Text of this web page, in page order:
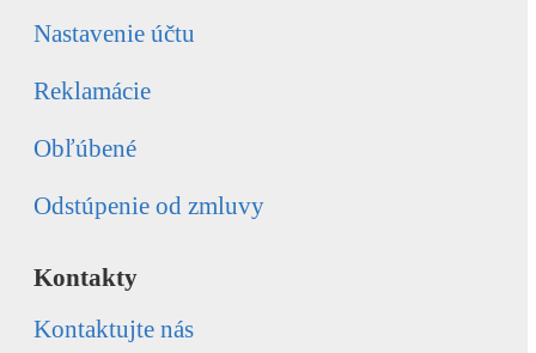
Nastavenie účtu
Reklamácie
Obľúbené
Odstúpenie od zmluvy
Kontakty
Kontaktujte nás